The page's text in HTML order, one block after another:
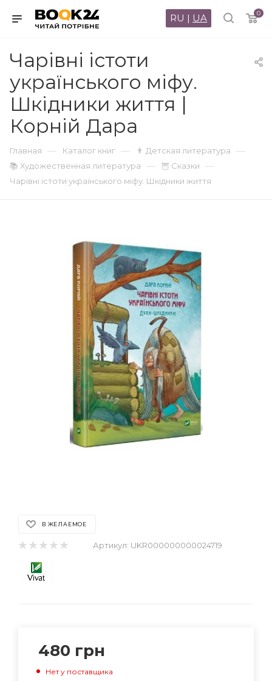
0
RU | UA
Чарівні істоти
українського міфу.
Шкідники життя |
Корній Дара
Главная — Каталог книг — 👨 Детская литература —
📚 Художественная литература — 🦉 Сказки —
Чарівні істоти українського міфу. Шкідники життя
В ЖЕЛАЕМОЕ
Артикул: UKR000000000024719
480 грн
Нет у поставщика